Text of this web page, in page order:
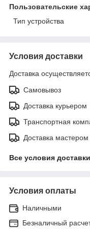
Пользовательские
Тип устройства
Условия доставки
Доставка
Самовывоз
Доставка курьером
Транспортная
Доставка
Все условия доставки
Условия оплаты
Наличными
Безналичный